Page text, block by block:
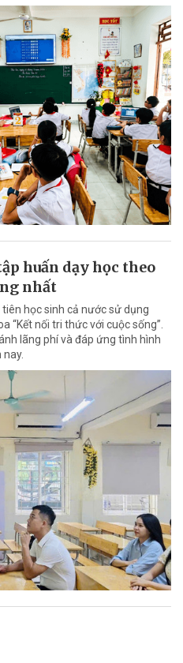
huấn dạy học theo
nhất
học sinh cả nước sử dụng
“Kết nối tri thức với cuộc sống”.
lãng phí và đáp ứng tình hình